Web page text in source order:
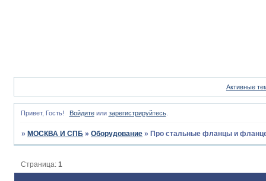
Активные
Привет, Гость! Войдитеили зарегистрируйтесь.
» МОСКВА И СПБ »Оборудование » Про стальные фланцы и
Страница:1